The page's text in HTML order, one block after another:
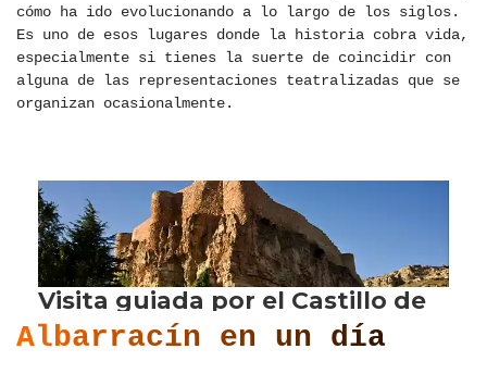
cómo ha ido evolucionando a lo largo de los siglos.
Es uno de esos lugares donde la historia cobra vida,
especialmente si tienes la suerte de coincidir con
alguna de las representaciones teatralizadas que se
organizan ocasionalmente.
Albarracín en un día